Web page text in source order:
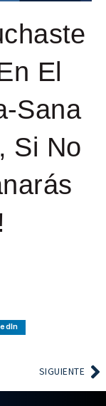
El
Sana
Si No
SIGUIENTE